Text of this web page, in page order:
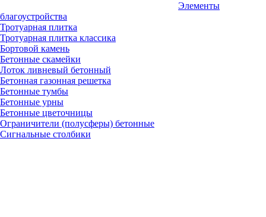
Элементы
благоустройства
Тротуарная плитка
Тротуарная плитка классика
Бортовой камень
Бетонные скамейки
Лоток ливневый бетонный
Бетонная газонная решетка
Бетонные тумбы
Бетонные урны
Бетонные цветочницы
Ограничители (полусферы) бетонные
Сигнальные столбики